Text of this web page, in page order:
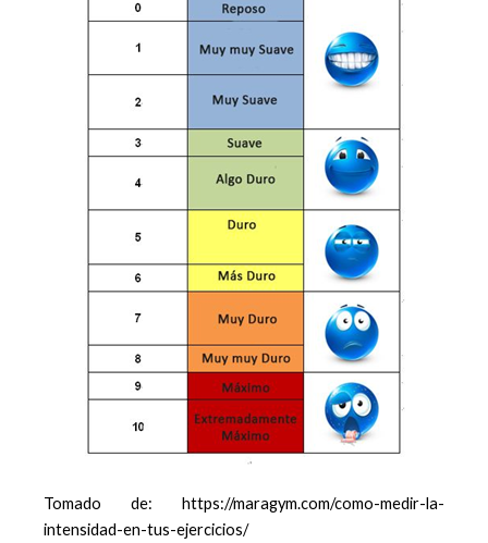
Tomado de: https://maragym.com/como-medir-la-
intensidad-en-tus-ejercicios/